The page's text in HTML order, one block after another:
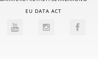
EU DATA ACT